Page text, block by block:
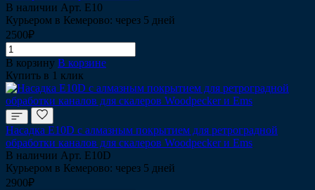
В наличии Арт. Е10
Курьером в Кемерово: через 5 дней
2500₽
В корзину В корзине
Купить в 1 клик
Насадка Е10D с алмазным покрытием для ретроградной
обработки каналов для скалеров Woodpecker и Ems
В наличии Арт. Е10D
Курьером в Кемерово: через 5 дней
2900₽